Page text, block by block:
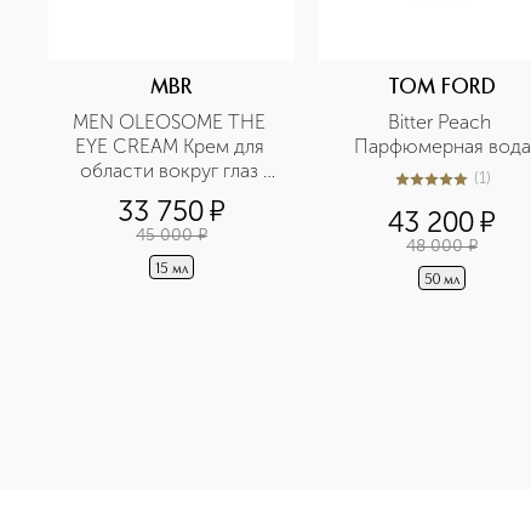
MBR
MEN OLEOSOME THE
EYE CREAM Крем для
области вокруг глаз
разглаживающий
33 750¤
45 000 ¤
15 мл
TOM FORD
Bitter Peach
Парфюмерная вода
5из 51 (1)
43 200¤
48 000 ¤
50 мл